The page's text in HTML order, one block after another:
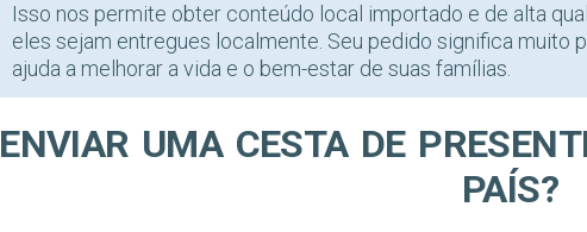
Isso nos permite obter conteúdo local importado e de alta
eles sejam entregues localmente. Seu pedido significa muito
ajuda a melhorar a vida e o bem-estar de suas famílias.
ENVIAR UMA CESTA DE
PAÍS?